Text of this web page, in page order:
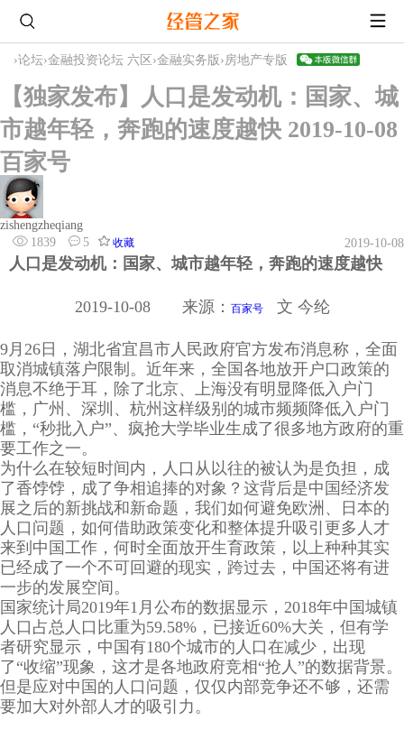
›论坛›金融投资论坛 六区 ›金融实务版 › 房地产专版
【独家发布】人口是发动机：国家、城
市越年轻，奔跑的速度越快 2019-10-08
百家号
zishengzheqiang
1839
5 收藏 2019-10-08
人口是发动机：国家、城市越年轻，奔跑的速度越快
2019-10-08 来源： 百家号文 今纶
9月26日，湖北省宜昌市人民政府官方发布消息称，全面
取消城镇落户限制。近年来，全国各地放开户口政策的
消息不绝于耳，除了北京、上海没有明显降低入户门
槛，广州、深圳、杭州这样级别的城市频频降低入户门
槛，“秒批入户”、疯抢大学毕业生成了很多地方政府的重
要工作之一。
为什么在较短时间内，人口从以往的被认为是负担，成
了香饽饽，成了争相追捧的对象？这背后是中国经济发
展之后的新挑战和新命题，我们如何避免欧洲、日本的
人口问题，如何借助政策变化和整体提升吸引更多人才
来到中国工作，何时全面放开生育政策，以上种种其实
已经成了一个不可回避的现实，跨过去，中国还将有进
一步的发展空间。
国家统计局2019年1月公布的数据显示，2018年中国城镇
人口占总人口比重为59.58%，已接近60%大关，但有学
者研究显示，中国有180个城市的人口在减少，出现
了“收缩”现象，这才是各地政府竞相“抢人”的数据背景。
但是应对中国的人口问题，仅仅内部竞争还不够，还需
要加大对外部人才的吸引力。